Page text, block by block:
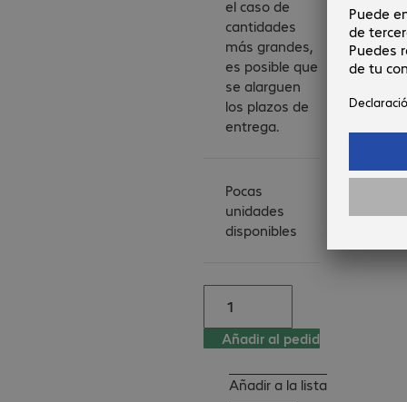
el caso de
cantidades
más grandes,
es posible que
se alarguen
los plazos de
entrega.
Pocas
unidades
disponibles
Añadir al pedido
Añadir a la lista